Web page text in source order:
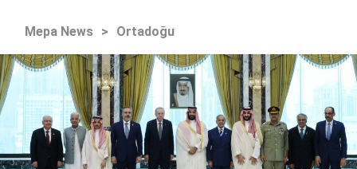
Mepa News > Ortadoğu